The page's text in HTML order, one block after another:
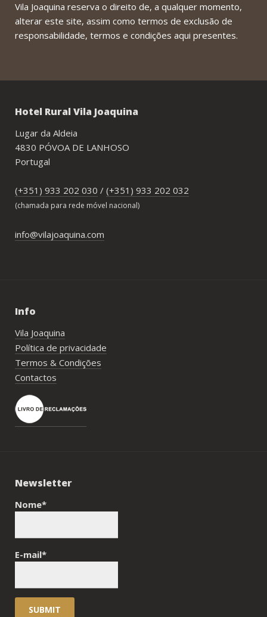
Vila Joaquina reserva o direito de, a qualquer momento,
alterar este site, assim como termos de exclusão de
responsabilidade, termos e condições aqui presentes.
Hotel Rural Vila Joaquina
Lugar da Aldeia
4830 PÓVOA DE LANHOSO
Portugal
(+351) 933 202 030 / (+351) 933 202 032
(chamada para rede móvel nacional)
info@vilajoaquina.com
Info
Vila Joaquina
Política de privacidade
Termos & Condições
Contactos
Newsletter
Nome*
E-mail*